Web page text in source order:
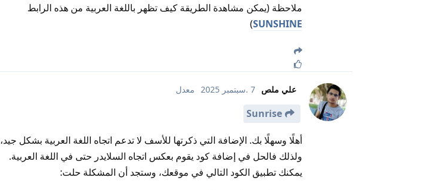
ملاحظة (يمكن مشاهدة الطريقة كيف تظهر باللغة العربية من هذه الرابط
SUNSHINE
)
علي ملص 7 .سبتمبر 2025 معدل
Sunrise
أهلًا وسهلًا بك. الإضافة التي ذكرتها للأسف لا تدعم اتجاه اللغة العربية بشكل جيد،
ولذلك فالحل في إضافة كود يقوم بعكس اتجاه السلايدر حتى في اللغة العربية.
يمكنك تطبيق الكود التالي في موقعك، وستجد أن المشكلة حلت: